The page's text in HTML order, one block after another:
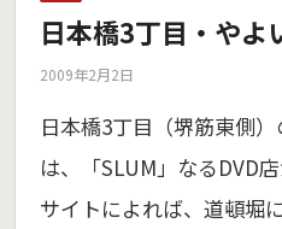
日本橋3丁目・やよ
2009年2月2日
日本橋3丁目（堺筋東側
は、「SLUM」なるDVD
サイトによれば、道頓堀